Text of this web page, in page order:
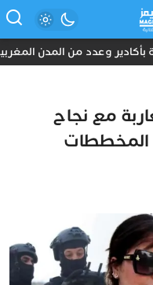
وعدد من المدن المغربية
مع نجاح
المخططات